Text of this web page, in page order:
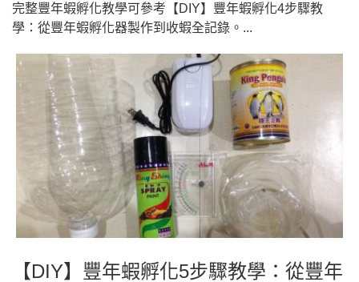
完整豐年蝦孵化教學可參考【DIY】豐年蝦孵化4步驟教
學：從豐年蝦孵化器製作到收蝦全記錄。...
【DIY】豐年蝦孵化5步驟教學：從豐年